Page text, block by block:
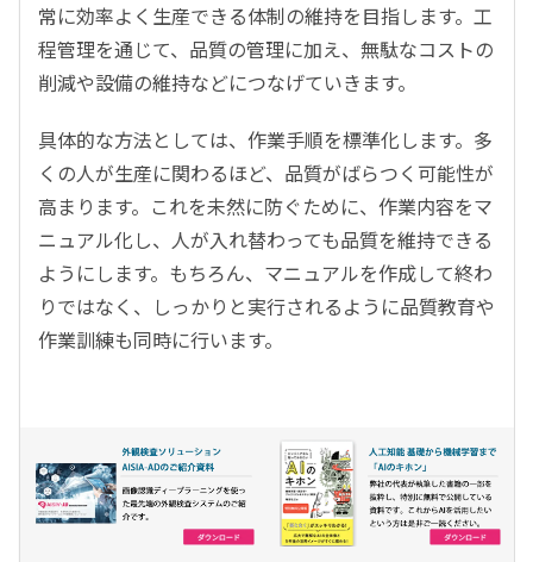
常に効率よく生産できる体制の維持を目指します。工
程管理を通じて、品質の管理に加え、無駄なコストの
削減や設備の維持などにつなげていきます。
具体的な方法としては、作業手順を標準化します。多
くの人が生産に関わるほど、品質がばらつく可能性が
高まります。これを未然に防ぐために、作業内容をマ
ニュアル化し、人が入れ替わっても品質を維持できる
ようにします。もちろん、マニュアルを作成して終わ
りではなく、しっかりと実行されるように品質教育や
作業訓練も同時に行います。